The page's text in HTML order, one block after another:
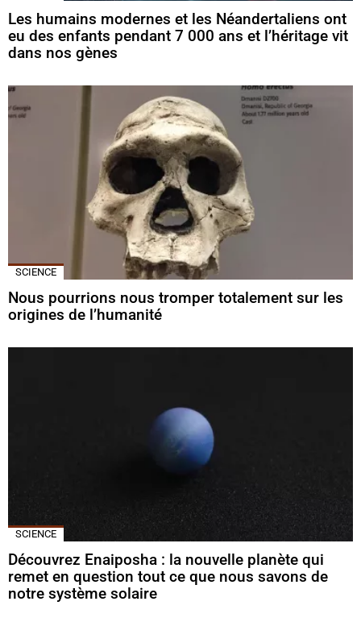
Les humains modernes et les Néandertaliens ont
eu des enfants pendant 7 000 ans et l’héritage vit
dans nos gènes
SCIENCE
Nous pourrions nous tromper totalement sur les
origines de l’humanité
SCIENCE
Découvrez Enaiposha : la nouvelle planète qui
remet en question tout ce que nous savons de
notre système solaire